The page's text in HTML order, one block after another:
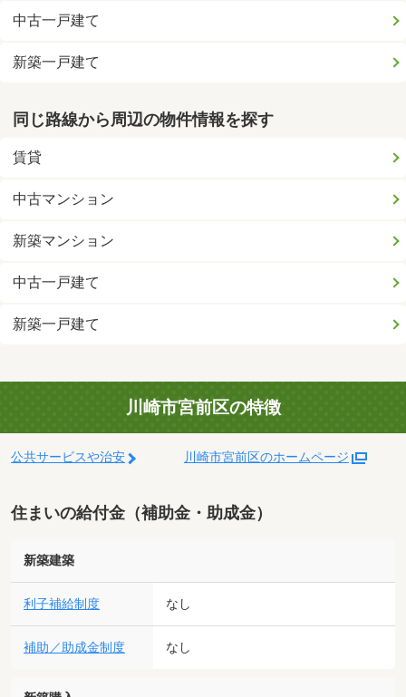
中古一戸建て
新築一戸建て
同じ路線から周辺の物件情報を探す
賃貸
中古マンション
新築マンション
中古一戸建て
新築一戸建て
川崎市宮前区の特徴
公共サービスや治安 川崎市宮前区のホームページ
住まいの給付金（補助金・助成金）
新築建築
利子補給制度 なし
補助／助成金制度 なし